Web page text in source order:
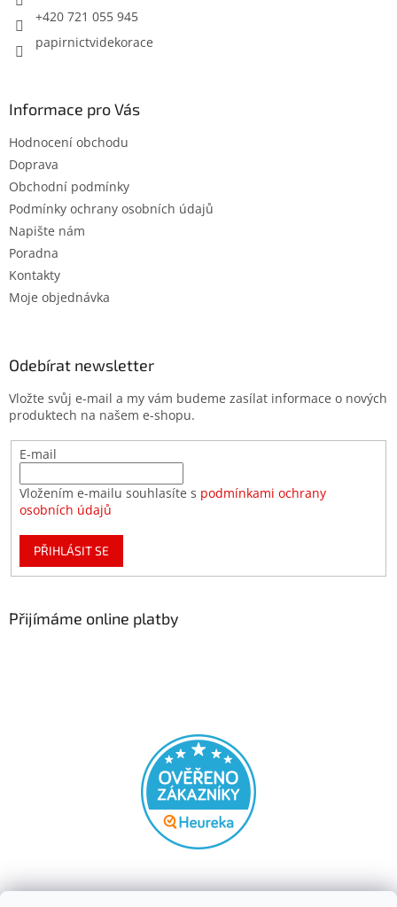
+420 721 055 945
papirnictvidekorace
Informace pro Vás
Hodnocení obchodu
Doprava
Obchodní podmínky
Podmínky ochrany osobních údajů
Napište nám
Poradna
Kontakty
Moje objednávka
Odebírat newsletter
Vložte svůj e-mail a my vám budeme zasílat informace o nových
produktech na našem e-shopu.
E-mail
Vložením e-mailu souhlasíte s podmínkami ochrany
osobních údajů
PŘIHLÁSIT SE
Přijímáme online platby